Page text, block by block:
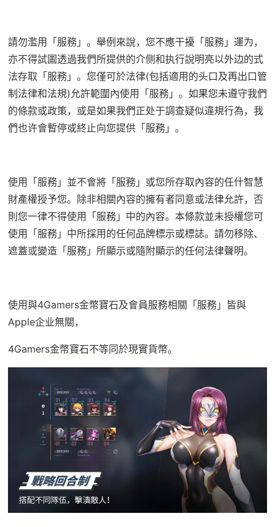
請勿濫用「服務」。舉例來說，您不應干擾「服務」運为，
亦不得試圖透過我們所提供的介侧和执行說明亮以外边的式
法存取「服務」。您僅可於法律(包括適用的头口及再出口管
制法律和法規)允許範圍內使用「服務」。如果您未遵守我們
的條款或政策，或是如果我們正处于調查疑似違規行為，我
們也许會暫停或終止向您提供「服務」。
使用「服務」並不會將「服務」或您所存取內容的任什智慧
財產權授予您。除非相關內容的擁有者同意或法律允許，否
則您一律不得使用「服務」中的內容。本條款並未授權您可
使用「服務」中所採用的任何品牌標示或標誌。請勿移除、
遮蓋或變造「服務」所顯示或隨附顯示的任何法律聲明。
使用與4Gamers金幣寶石及會員服務相關「服務」皆與
Apple企业無關，
4Gamers金幣寶石不等同於現實貨幣。